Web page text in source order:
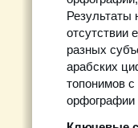
Результаты
отсутствии
разных
арабских
топонимов
орфографии